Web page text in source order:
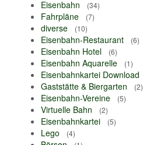
Eisenbahn (34)
Fahrpläne (7)
diverse (10)
Eisenbahn-Restaurant (6)
Eisenbahn Hotel (6)
Eisenbahn Aquarelle (1)
Eisenbahnkartei Download
Gaststätte & Biergarten (2)
Eisenbahn-Vereine (5)
Virtuelle Bahn (2)
Eisenbahnkartei (5)
Lego (4)